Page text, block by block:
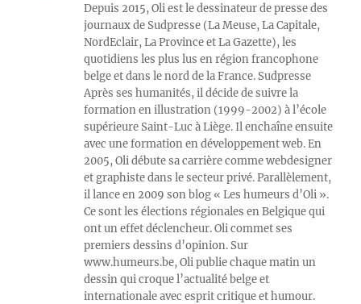
Depuis 2015, Oli est le dessinateur de presse des
journaux de Sudpresse (La Meuse, La Capitale,
NordEclair, La Province et La Gazette), les
quotidiens les plus lus en région francophone
belge et dans le nord de la France. Sudpresse
Après ses humanités, il décide de suivre la
formation en illustration (1999-2002) à l’école
supérieure Saint-Luc à Liège. Il enchaîne ensuite
avec une formation en développement web. En
2005, Oli débute sa carrière comme webdesigner
et graphiste dans le secteur privé. Parallèlement,
il lance en 2009 son blog « Les humeurs d’Oli ».
Ce sont les élections régionales en Belgique qui
ont un effet déclencheur. Oli commet ses
premiers dessins d’opinion. Sur
www.humeurs.be, Oli publie chaque matin un
dessin qui croque l’actualité belge et
internationale avec esprit critique et humour.